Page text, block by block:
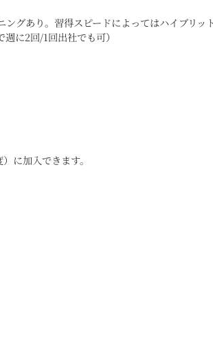
グあり。習得スピードによってはハイブリッ
に2回/1回出社でも可）
に加入できます。